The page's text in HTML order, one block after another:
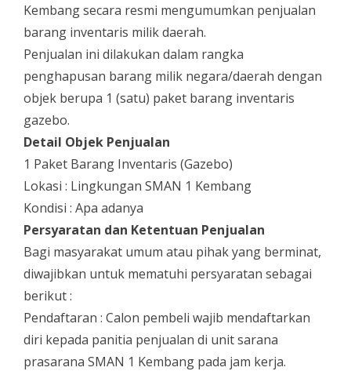
Kembang secara resmi mengumumkan penjualan
barang inventaris milik daerah.
Penjualan ini dilakukan dalam rangka
penghapusan barang milik negara/daerah dengan
objek berupa 1 (satu) paket barang inventaris
gazebo.
Detail Objek Penjualan
1 Paket Barang Inventaris (Gazebo)
Lokasi : Lingkungan SMAN 1 Kembang
Kondisi : Apa adanya
Persyaratan dan Ketentuan Penjualan
Bagi masyarakat umum atau pihak yang berminat,
diwajibkan untuk mematuhi persyaratan sebagai
berikut :
Pendaftaran : Calon pembeli wajib mendaftarkan
diri kepada panitia penjualan di unit sarana
prasarana SMAN 1 Kembang pada jam kerja.